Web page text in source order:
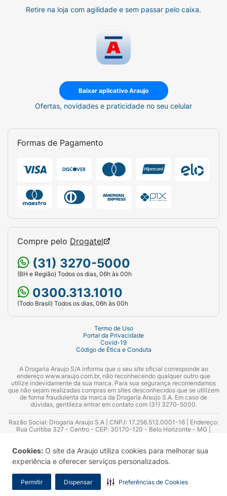
Cookies: O site da Araujo utiliza cookies para melhorar sua
experiência e oferecer serviços personalizados.
Permitir Dispensar Preferências de Cookies
Retire na loja com agilidade e sem passar pelo caixa.
Baixar aplicativo Araujo
Ofertas, novidades e praticidade no seu celular
Formas de Pagamento
Compre pelo Drogatel
(31) 3270-5000
(BH e Região) Todos os dias, 06h às 00h
0300.313.1010
(Todo Brasil) Todos os dias, 06h às 00h
Termo de Uso
Portal da Privacidade
Covid-19
Código de Ética e Conduta
A Drogaria Araujo S/A informa que o seu site oficial corresponde ao
endereço www.araujo.com.br, não reconhecendo qualquer outro que
utilize indevidamente da sua marca. Para sua segurança recomendamos
que não sejam realizadas compras em sites desconhecidos que se utilizem
de forma fraudulenta da marca da Drogaria Araujo S.A. Em caso de
dúvidas, gentileza entrar em contato com (31) 3270-5000.
Razão Social: Drogaria Araujo S.A | CNPJ: 17.256.512.0001-16 | Endereço:
Rua Curitiba 327 - Centro - CEP: 30170-120 - Belo Horizonte - MG |
Azevedo Guimarães – CRF 10.965 | Yasmin Silva Alvarenga – CRF 52.584 -
Consultor substituto: Thiago Aguiar Pinheiro - CRF Nº 13.748. Alvará
Sanitário: 2025020713 | Autorização de Funcionamento da Empresa (AFE):